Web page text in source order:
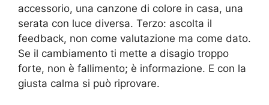
accessorio, una canzone di colore in casa, una
serata con luce diversa. Terzo: ascolta il
feedback, non come valutazione ma come dato.
Se il cambiamento ti mette a disagio troppo
forte, non è fallimento; è informazione. E con la
giusta calma si può riprovare.